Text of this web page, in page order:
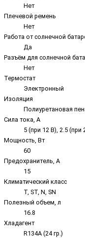
Нет
Плечевой ремень
Нет
Работа от солнечной
Да
Разъём для солнечной
Нет
Термостат
Электронный
Изоляция
Полиуретановая
Сила тока, А
5 (при 12 В), 2.5 (при
Мощность, Вт
60
Предохранитель, А
15
Климатический класс
T, ST, N, SN
Полезный объем, л
16.8
Хладагент
R134A (24 гр.)